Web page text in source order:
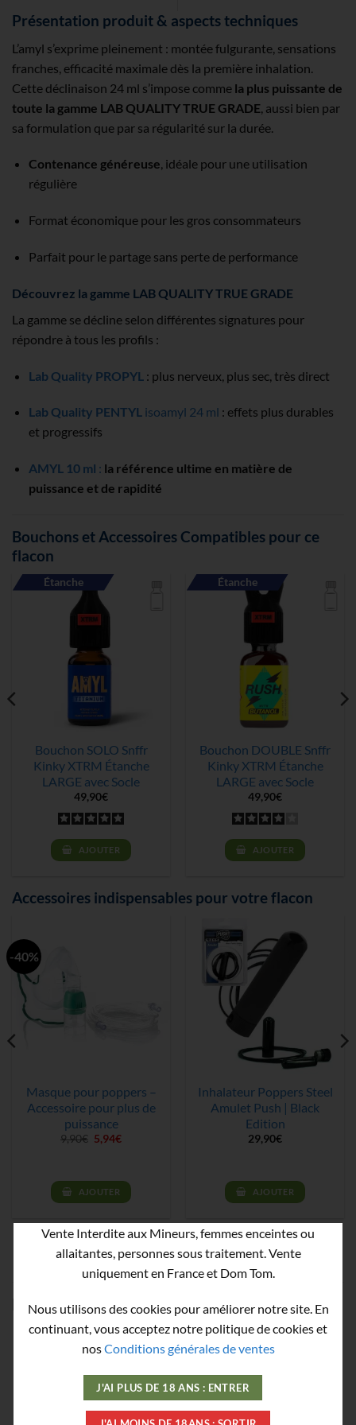
Présentation produit & aspects techniques
L’amyl s’exprime pleinement : montée fulgurante, sensations
franches, efficacité maximale dès la première inhalation.
Cette déclinaison 24 ml s’impose comme la plus puissante de
toute la gamme LAB QUALITY TRUE GRADE , aussi bien par
sa formulation que par sa régularité sur la durée.
Contenance généreuse, idéale pour une utilisation
régulière
Format économique pour les gros consommateurs
Parfait pour le partage sans perte de performance
Découvrez la gamme LAB QUALITY TRUE GRADE
La gamme se décline selon différentes signatures pour
répondre à tous les profils :
Lab Quality PROPYL : plus nerveux, plus sec, très direct
Lab Quality PENTYLisoamyl 24 ml : effets plus durables
et progressifs
AMYL 10 ml : la référence ultime en matière de
puissance et de rapidité
Bouchons et Accessoires Compatibles pour ce
flacon
Étanche
Bouchon SOLO Snffr
Kinky XTRM Étanche
LARGE avec Socle
49,90€
AJOUTER
Étanche
Bouchon DOUBLE Snffr
Kinky XTRM Étanche
LARGE avec Socle
49,90€
AJOUTER
Accessoires indispensables pour votre flacon
-40%
Masque pour poppers –
Accessoire pour plus de
puissance
9,90€ Le
prix
9,90€.
5,94€Le
5,94€.
AJOUTER
Inhalateur Poppers Steel
Amulet Push | Black
Edition
29,90€
AJOUTER
PRODUITS SIMILAIRES
RUPTURE DE STOCK
Vente Interdite aux Mineurs, femmes enceintes ou
allaitantes, personnes sous traitement. Vente
uniquement en France et Dom Tom.
Nous utilisons des cookies pour améliorer notre site. En
continuant, vous acceptez notre politique de cookies et
nosConditions générales de ventes
J'AI PLUS DE 18 ANS : ENTRER